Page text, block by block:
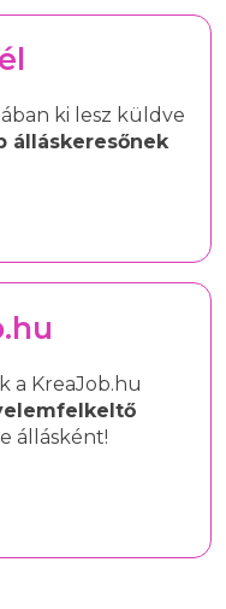
ki lesz küldve
álláskeresőnek
a KreaJob.hu
állásként!